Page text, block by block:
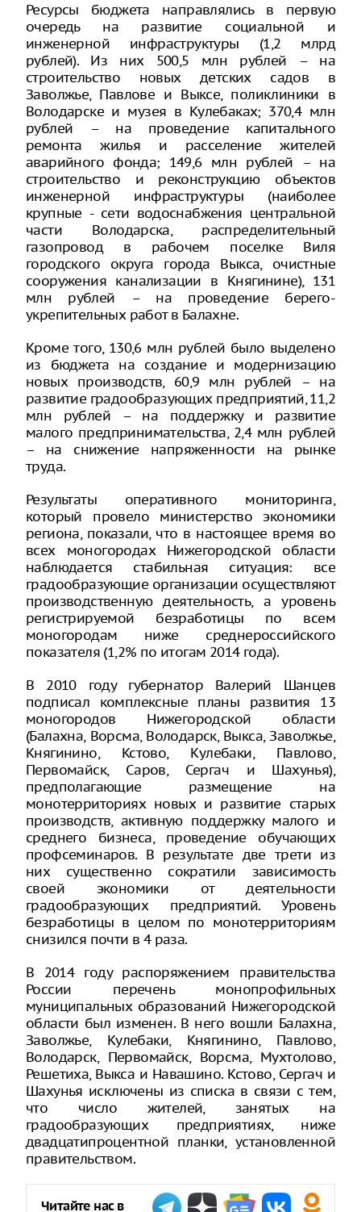
Ресурсы бюджета направлялись в первую
очередь на развитие социальной и
инженерной инфраструктуры (1,2 млрд
рублей). Из них 500,5 млн рублей – на
строительство новых детских садов в
Заволжье, Павлове и Выксе, поликлиники в
Володарске и музея в Кулебаках; 370,4 млн
рублей – на проведение капитального
ремонта жилья и расселение жителей
аварийного фонда; 149,6 млн рублей – на
строительство и реконструкцию объектов
инженерной инфраструктуры (наиболее
крупные - сети водоснабжения центральной
части Володарска, распределительный
газопровод в рабочем поселке Виля
городского округа города Выкса, очистные
сооружения канализации в Княгинине), 131
млн рублей – на проведение берего-
укрепительных работ в Балахне.
Кроме того, 130,6 млн рублей было выделено
из бюджета на создание и модернизацию
новых производств, 60,9 млн рублей – на
развитие градообразующих предприятий, 11,2
млн рублей – на поддержку и развитие
малого предпринимательства, 2,4 млн рублей
– на снижение напряженности на рынке
труда.
Результаты оперативного мониторинга,
который провело министерство экономики
региона, показали, что в настоящее время во
всех моногородах Нижегородской области
наблюдается стабильная ситуация: все
градообразующие организации осуществляют
производственную деятельность, а уровень
регистрируемой безработицы по всем
моногородам ниже среднероссийского
показателя (1,2% по итогам 2014 года).
В 2010 году губернатор Валерий Шанцев
подписал комплексные планы развития 13
моногородов Нижегородской области
(Балахна, Ворсма, Володарск, Выкса, Заволжье,
Княгинино, Кстово, Кулебаки, Павлово,
Первомайск, Саров, Сергач и Шахунья),
предполагающие размещение на
монотерриториях новых и развитие старых
производств, активную поддержку малого и
среднего бизнеса, проведение обучающих
профсеминаров. В результате две трети из
них существенно сократили зависимость
своей экономики от деятельности
градообразующих предприятий. Уровень
безработицы в целом по монотерриториям
снизился почти в 4 раза.
В 2014 году распоряжением правительства
России перечень монопрофильных
муниципальных образований Нижегородской
области был изменен. В него вошли Балахна,
Заволжье, Кулебаки, Княгинино, Павлово,
Володарск, Первомайск, Ворсма, Мухтолово,
Решетиха, Выкса и Навашино. Кстово, Сергач и
Шахунья исключены из списка в связи с тем,
что число жителей, занятых на
градообразующих предприятиях, ниже
двадцатипроцентной планки, установленной
правительством.
Читайте нас в